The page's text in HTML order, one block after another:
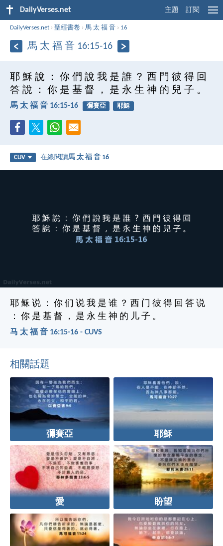
DailyVerses.net 主題 訂閱
DailyVerses.net ›聖經書卷 ›馬 太 福 音 › 16
馬 太 福 音 16:15-16
耶 穌 說 ： 你 們 說 我 是 誰 ？ 西 門 彼 得 回
答 說 ： 你 是 基 督 ， 是 永 生 神 的 兒 子 。
馬 太 福 音 16:15-16 彌賽亞 耶穌
CUV 在線閱讀馬 太 福 音 16
耶 稣 说 ： 你 们 说 我 是 谁 ？ 西 门 彼 得 回 答 说
： 你 是 基 督 ， 是 永 生 神 的 儿 子 。
马 太 福 音 16:15-16 - CUVS
相關話題
彌賽亞 耶穌
愛 盼望